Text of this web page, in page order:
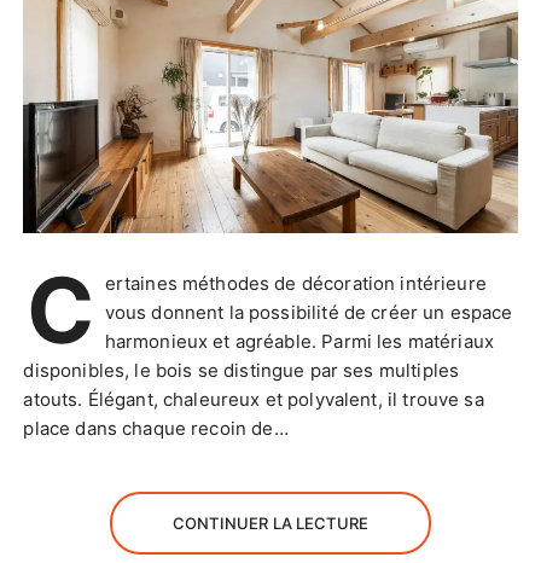
C
ertaines méthodes de décoration intérieure
vous donnent la possibilité de créer un espace
harmonieux et agréable. Parmi les matériaux
disponibles, le bois se distingue par ses multiples
atouts. Élégant, chaleureux et polyvalent, il trouve sa
place dans chaque recoin de…
CONTINUER LA LECTURE